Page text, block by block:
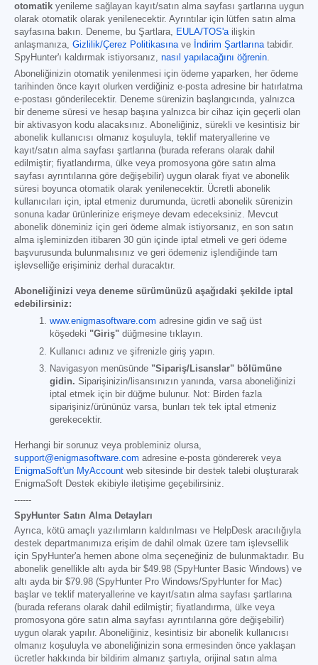
otomatik yenileme sağlayan kayıt/satın alma sayfası şartlarına uygun
olarak otomatik olarak yenilenecektir. Ayrıntılar için lütfen satın alma
sayfasına bakın. Deneme, bu Şartlara, EULA/TOS'ailişkin
anlaşmanıza, Gizlilik/Çerez Politikasınave İndirim Şartlarınatabidir.
SpyHunter'ı kaldırmak istiyorsanız, nasıl yapılacağını öğrenin.
Aboneliğinizin otomatik yenilenmesi için ödeme yaparken, her ödeme
tarihinden önce kayıt olurken verdiğiniz e-posta adresine bir hatırlatma
e-postası gönderilecektir. Deneme sürenizin başlangıcında, yalnızca
bir deneme süresi ve hesap başına yalnızca bir cihaz için geçerli olan
bir aktivasyon kodu alacaksınız. Aboneliğiniz, sürekli ve kesintisiz bir
abonelik kullanıcısı olmanız koşuluyla, teklif materyallerine ve
kayıt/satın alma sayfası şartlarına (burada referans olarak dahil
edilmiştir; fiyatlandırma, ülke veya promosyona göre satın alma
sayfası ayrıntılarına göre değişebilir) uygun olarak fiyat ve abonelik
süresi boyunca otomatik olarak yenilenecektir. Ücretli abonelik
kullanıcıları için, iptal etmeniz durumunda, ücretli abonelik sürenizin
sonuna kadar ürünlerinize erişmeye devam edeceksiniz. Mevcut
abonelik döneminiz için geri ödeme almak istiyorsanız, en son satın
alma işleminizden itibaren 30 gün içinde iptal etmeli ve geri ödeme
başvurusunda bulunmalısınız ve geri ödemeniz işlendiğinde tam
işlevselliğe erişiminiz derhal duracaktır.
Aboneliğinizi veya deneme sürümünüzü aşağıdaki şekilde iptal
edebilirsiniz:
www.enigmasoftware.com adresine gidin ve sağ üst
köşedeki "Giriş" düğmesine tıklayın.
Kullanıcı adınız ve şifrenizle giriş yapın.
Navigasyon menüsünde "Sipariş/Lisanslar" bölümüne
gidin. Siparişinizin/lisansınızın yanında, varsa aboneliğinizi
iptal etmek için bir düğme bulunur. Not: Birden fazla
siparişiniz/ürününüz varsa, bunları tek tek iptal etmeniz
gerekecektir.
Herhangi bir sorunuz veya probleminiz olursa,
support@enigmasoftware.com adresine e-posta göndererek veya
EnigmaSoft'un MyAccount web sitesinde bir destek talebi oluşturarak
EnigmaSoft Destek ekibiyle iletişime geçebilirsiniz.
------
SpyHunter Satın Alma Detayları
Ayrıca, kötü amaçlı yazılımların kaldırılması ve HelpDesk aracılığıyla
destek departmanımıza erişim de dahil olmak üzere tam işlevsellik
için SpyHunter'a hemen abone olma seçeneğiniz de bulunmaktadır. Bu
abonelik genellikle altı ayda bir $49.98 (SpyHunter Basic Windows) ve
altı ayda bir $79.98 (SpyHunter Pro Windows/SpyHunter for Mac)
başlar ve teklif materyallerine ve kayıt/satın alma sayfası şartlarına
(burada referans olarak dahil edilmiştir; fiyatlandırma, ülke veya
promosyona göre satın alma sayfası ayrıntılarına göre değişebilir)
uygun olarak yapılır. Aboneliğiniz, kesintisiz bir abonelik kullanıcısı
olmanız koşuluyla ve aboneliğinizin sona ermesinden önce yaklaşan
ücretler hakkında bir bildirim almanız şartıyla, orijinal satın alma